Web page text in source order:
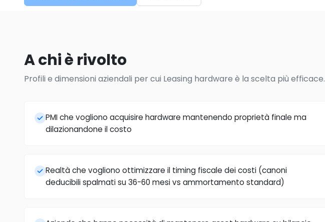
A chi è rivolto
Profili e dimensioni aziendali per cui Leasing hardware è la scelta più efficace.
PMI che vogliono acquisire hardware mantenendo proprietà finale ma
dilazionandone il costo
Realtà che vogliono ottimizzare il timing fiscale dei costi (canoni
deducibili spalmati su 36-60 mesi vs ammortamento standard)